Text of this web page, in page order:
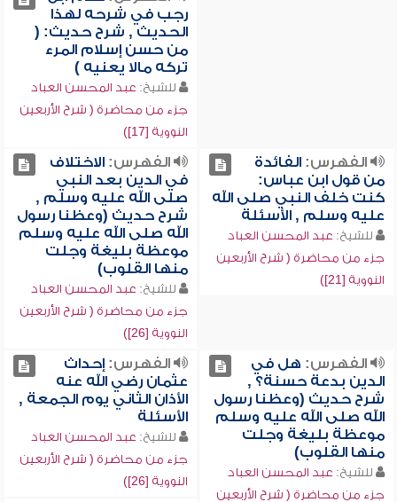
رجب في شرحه لهذا
الحديث , شرح حديث: (
من حسن إسلام المرء
تركه مالا يعنيه )
للشيخ: عبد المحسن العباد
جزء من محاضرة ( شرح الأربعين
النووية [17])
الفهرس:الفائدة
من قول ابن عباس:
كنت خلف النبي صلى الله
عليه وسلم , الأسئلة
للشيخ: عبد المحسن العباد
جزء من محاضرة ( شرح الأربعين
النووية [21])
الفهرس:الاختلاف
في الدين بعد النبي
صلى الله عليه وسلم ,
شرح حديث (وعظنا رسول
الله صلى الله عليه وسلم
موعظة بليغة وجلت
منها القلوب)
للشيخ: عبد المحسن العباد
جزء من محاضرة ( شرح الأربعين
النووية [26])
الفهرس: هل في
الدين بدعة حسنة؟ ,
شرح حديث (وعظنا رسول
الله صلى الله عليه وسلم
موعظة بليغة وجلت
منها القلوب)
للشيخ: عبد المحسن العباد
جزء من محاضرة ( شرح الأربعين
الفهرس:إحداث
عثمان رضي الله عنه
الأذان الثاني يوم الجمعة ,
الأسئلة
للشيخ: عبد المحسن العباد
جزء من محاضرة ( شرح الأربعين
النووية [26])